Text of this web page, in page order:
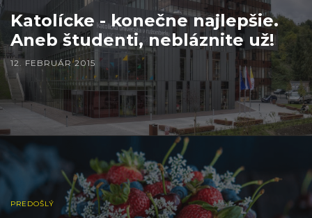
Katolícke - konečne najlepšie.
Aneb študenti, nebláznite už!
12. FEBRUÁR 2015
PREDOŠLÝ